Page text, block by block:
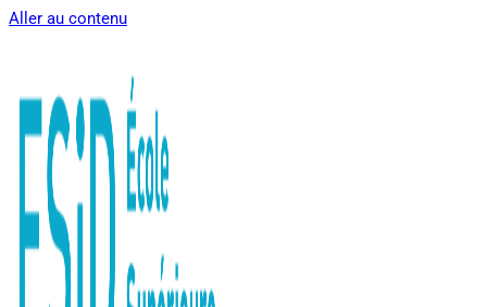
Aller au contenu